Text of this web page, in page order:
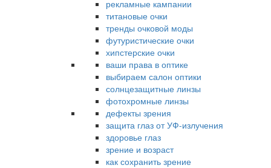
рекламные кампании
титановые очки
тренды очковой моды
футуристические очки
хипстерские очки
ваши права в оптике
выбираем салон оптики
солнцезащитные линзы
фотохромные линзы
дефекты зрения
защита глаз от УФ-излучения
здоровье глаз
зрение и возраст
как сохранить зрение